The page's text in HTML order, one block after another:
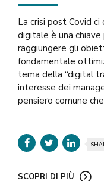
La crisi post Covid
digitale è una
raggiungere gli
fondamentale
tema della “digital
interesse dei
pensiero comune
SCOPRI DI PIÙ